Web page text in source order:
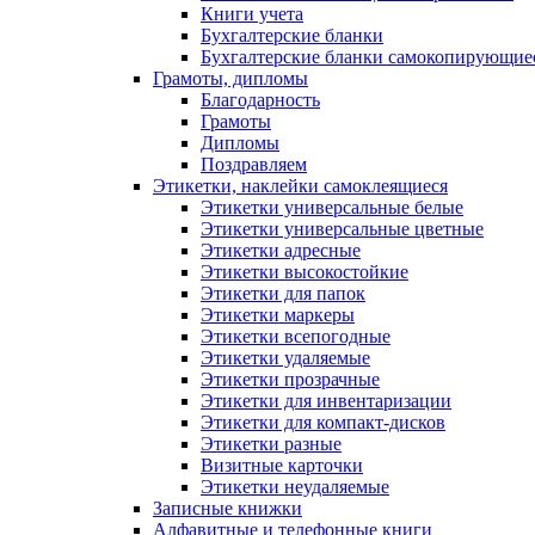
Книги учета
Бухгалтерские бланки
Бухгалтерские бланки
Грамоты, дипломы
Благодарность
Грамоты
Дипломы
Поздравляем
Этикетки, наклейки самоклеящиеся
Этикетки универсальные белые
Этикетки универсальные цветные
Этикетки адресные
Этикетки высокостойкие
Этикетки для папок
Этикетки маркеры
Этикетки всепогодные
Этикетки удаляемые
Этикетки прозрачные
Этикетки для инвентаризации
Этикетки для компакт-дисков
Этикетки разные
Визитные карточки
Этикетки неудаляемые
Записные книжки
Алфавитные и телефонные книги